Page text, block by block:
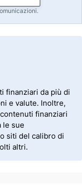
finanziari da più di
e valute. Inoltre,
finanziari
le sue
siti del calibro di
altri.